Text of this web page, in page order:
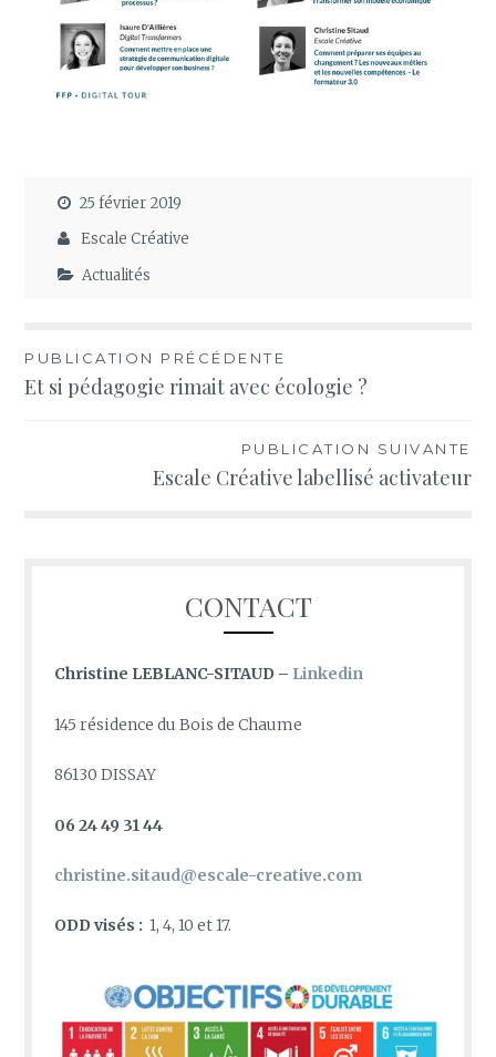
25 février 2019
Escale Créative
Actualités
Navigation
de
PUBLICATION PRÉCÉDENTE
Et si pédagogie rimait avec écologie ?
PUBLICATION SUIVANTE
Escale Créative labellisé activateur
CONTACT
Christine LEBLANC-SITAUD – Linkedin
145 résidence du Bois de Chaume
86130 DISSAY
06 24 49 31 44
christine.sitaud@escale-creative.com
ODD visés : 1, 4, 10 et 17.